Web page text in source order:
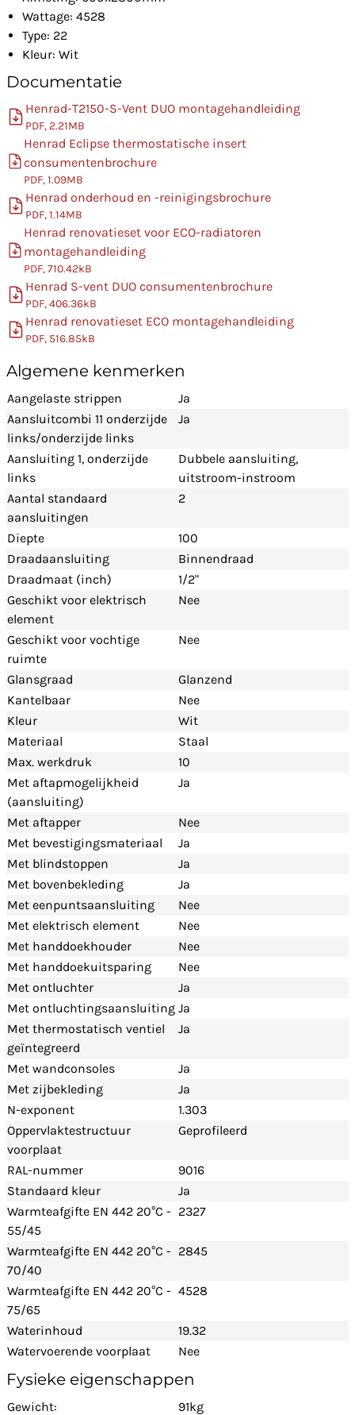
Wattage: 4528
Type: 22
Kleur: Wit
Documentatie
Henrad-T2150-S-Vent DUO montagehandleiding
PDF, 2.21MB
Henrad Eclipse thermostatische insert
consumentenbrochure
PDF, 1.09MB
Henrad onderhoud en -reinigingsbrochure
PDF, 1.14MB
Henrad renovatieset voor ECO-radiatoren
montagehandleiding
PDF, 710.42kB
Henrad S-vent DUO consumentenbrochure
PDF, 406.36kB
Henrad renovatieset ECO montagehandleiding
PDF, 516.85kB
Algemene kenmerken
Aangelaste strippen
Ja
Aansluitcombi 11 onderzijde
links/onderzijde links
Ja
Aansluiting 1, onderzijde
links
Dubbele aansluiting,
uitstroom-instroom
Aantal standaard
aansluitingen
2
Diepte
100
Draadaansluiting
Binnendraad
Draadmaat (inch)
1/2"
Geschikt voor elektrisch
element
Nee
Geschikt voor vochtige
ruimte
Nee
Glansgraad
Glanzend
Kantelbaar
Nee
Kleur
Wit
Materiaal
Staal
Max. werkdruk
10
Met aftapmogelijkheid
(aansluiting)
Ja
Met aftapper
Nee
Met bevestigingsmateriaal
Ja
Met blindstoppen
Ja
Met bovenbekleding
Ja
Met eenpuntsaansluiting
Nee
Met elektrisch element
Nee
Met handdoekhouder
Nee
Met handdoekuitsparing
Nee
Met ontluchter
Ja
Met ontluchtingsaansluiting Ja
Met thermostatisch ventiel
geïntegreerd
Ja
Met wandconsoles
Ja
Met zijbekleding
Ja
N-exponent
1.303
Oppervlaktestructuur
voorplaat
Geprofileerd
RAL-nummer
9016
Standaard kleur
Ja
Warmteafgifte EN 442 20°C -
55/45
2327
Warmteafgifte EN 442 20°C -
70/40
2845
Warmteafgifte EN 442 20°C -
75/65
4528
Waterinhoud
19.32
Watervoerende voorplaat
Nee
Fysieke eigenschappen
Gewicht: 91kg